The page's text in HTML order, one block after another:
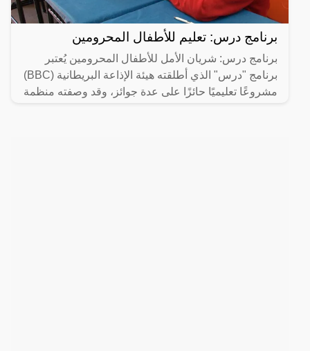
برنامج درس: تعليم للأطفال المحرومين
برنامج درس: شريان الأمل للأطفال المحرومين يُعتبر
برنامج "درس" الذي أطلقته هيئة الإذاعة البريطانية (BBC)
مشروعًا تعليميًا حائزًا على عدة جوائز، وقد وصفته منظمة